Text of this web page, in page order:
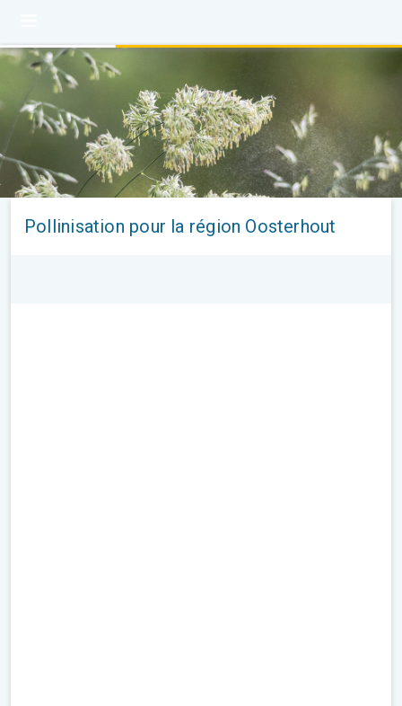
Pollinisation pour la région Oosterhout